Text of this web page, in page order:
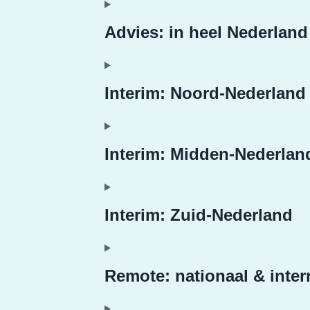
Advies: in heel Nederland
Interim: Noord-Nederland
Interim: Midden-
Interim: Zuid-Nederland
Remote: nationaal &